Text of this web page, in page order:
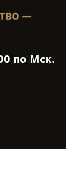
—
по Мск.